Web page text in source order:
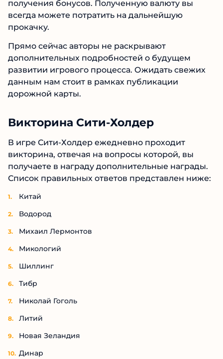
получения бонусов. Полученную валюту вы
всегда можете потратить на дальнейшую
прокачку.
Прямо сейчас авторы не раскрывают
дополнительных подробностей о будущем
развитии игрового процесса. Ожидать свежих
данным нам стоит в рамках публикации
дорожной карты.
Викторина Сити-Холдер
В игре Сити-Холдер ежедневно проходит
викторина, отвечая на вопросы которой, вы
получаете в награду дополнительные награды.
Список правильных ответов представлен ниже:
Китай
Водород
Михаил Лермонтов
Микологий
Шиллинг
Тибр
Николай Гоголь
Литий
Новая Зеландия
Динар